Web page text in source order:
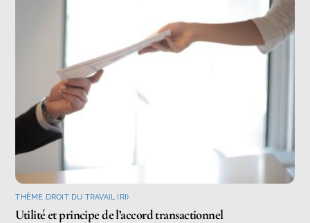
THÈME DROIT DU TRAVAIL (RI)
Utilité et principe de l’accord transactionnel